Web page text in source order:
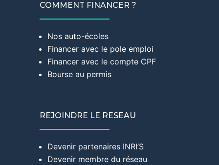
COMMENT FINANCER ?
Nos auto-écoles
Financer avec le pole emploi
Financer avec le compte CPF
Bourse au permis
REJOINDRE LE RESEAU
Devenir partenaires INRI’S
Devenir membre du réseau